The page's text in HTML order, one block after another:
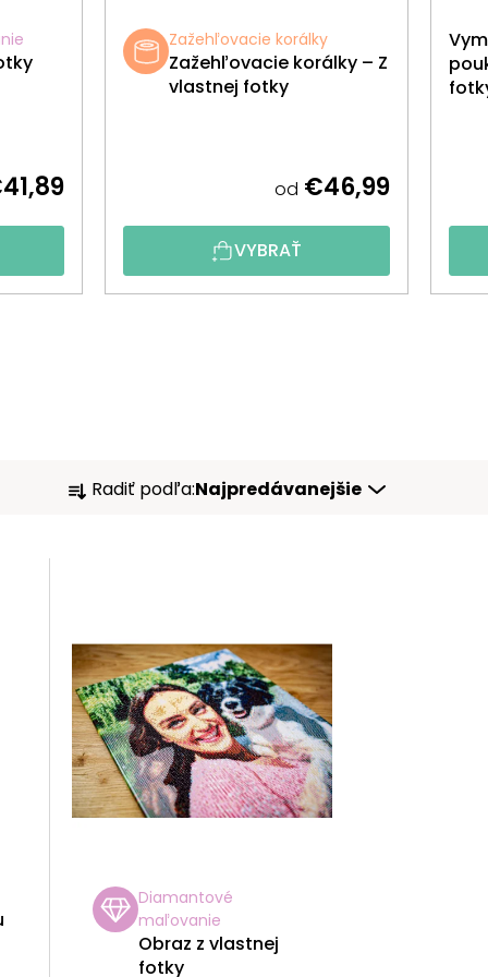
Zažehľovacie korálky
Zažehľovacie korálky – Z
vlastnej fotky
od €46,99
VYBRAŤ
R
N
I
E
P
O
Radiť podľa:Najpredávanejšie
Diamantové
maľovanie
Obraz z vlastnej
fotky